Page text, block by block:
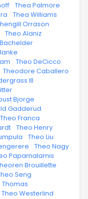
· Thea Palmore
· Thea Williams
Orrason
· Theo Alaniz
· Theo DeCicco
· Theodore Caballero
III
Bjorge
Gadderud
Theo Franca
· Theo Henry
· Theo Liu
· Theo Nagy
Papamalamis
Brouillette
Seng
Thomas
Theo Westerlind